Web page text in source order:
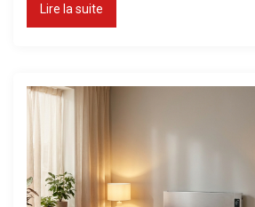
Lire la suite